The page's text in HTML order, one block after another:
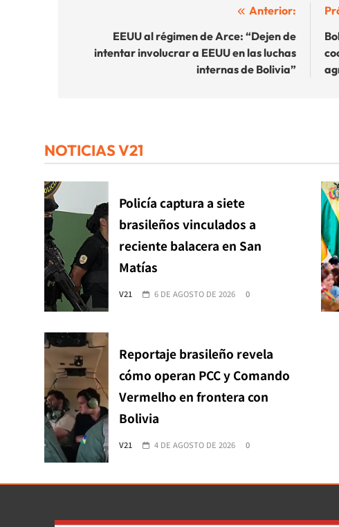
entradas
Anterior:
EEUU al régimen de Arce: “Dejen de
intentar involucrar a EEUU en las luchas
internas de Bolivia”
NOTICIAS V21
Policía captura a siete
brasileños vinculados a
reciente balacera en San
Matías
V21 6 DE AGOSTO DE 2026 0
Reportaje brasileño revela
cómo operan PCC y Comando
Vermelho en frontera con
Bolivia
V21 4 DE AGOSTO DE 2026 0